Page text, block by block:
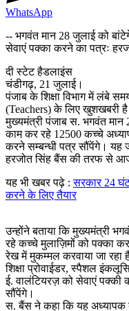
WhatsApp
-- भगवंत मान 28 जुलाई को
सेवाएं पक्का करने का पत्रः
दी स्टेट हैडलाइंस
चंडीगढ़, 21 जुलाई।
पंजाब के शिक्षा विभाग में लंबे
(Teachers) के लिए खुशखबरी
मुख्यमंत्री पंजाब स. भगवंत मान
काम कर रहे 12500 कच्चे
करने सम्बन्धी पत्र सौंपेंगे। यह
हरजोत सिंह बैंस की तरफ से आज
यह भी खबर पढ़े :सरकार 24
करने के लिए तैयार
उन्होंने बताया कि मुख्यमंत्री
रहे कच्चे मुलाज़िमों को पक्का
रेख में मुकम्मल करवाया जा रहा
शिक्षा प्रोवाईडर, स्पैशल
ई. वालंटियरज़ को सेवाएं पक्की
सौंपेंगे।
स. बैंस ने कहा कि यह